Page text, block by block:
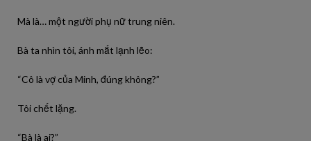
Mà là… một người phụ nữ trung niên.
Bà ta nhìn tôi, ánh mắt lạnh lẽo:
“Cô là vợ của Minh, đúng không?”
Tôi chết lặng.
“Bà là ai?”